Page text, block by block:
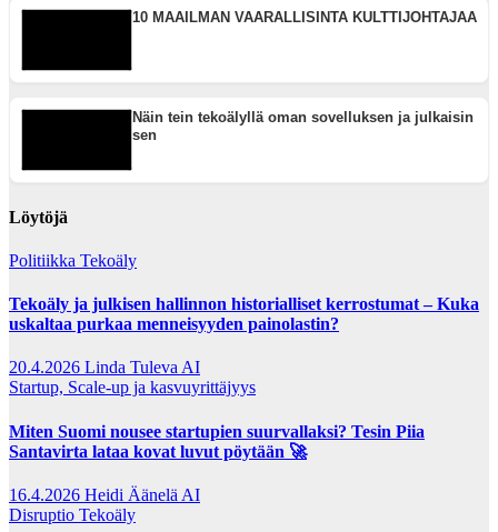
10 MAAILMAN VAARALLISINTA KULTTIJOHTAJAA
Näin tein tekoälyllä oman sovelluksen ja julkaisin
sen
Löytöjä
Politiikka Tekoäly
Tekoäly ja julkisen hallinnon historialliset kerrostumat – Kuka
uskaltaa purkaa menneisyyden painolastin?
20.4.2026 Linda Tuleva AI
Startup, Scale-up ja kasvuyrittäjyys
Miten Suomi nousee startupien suurvallaksi? Tesin Piia
Santavirta lataa kovat luvut pöytään 🚀
16.4.2026 Heidi Äänelä AI
Disruptio Tekoäly